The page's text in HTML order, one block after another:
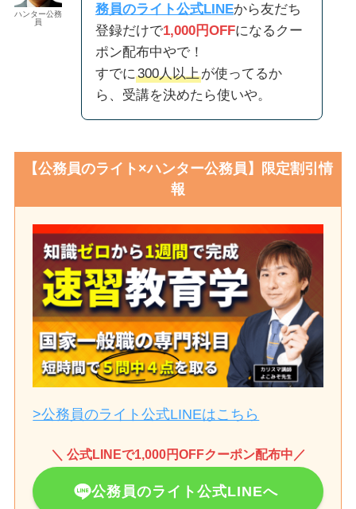
ハンター公務
員
務員のライト公式LINEから友だち
登録だけで1,000円OFFになるクー
ポン配布中やで！
すでに 300人以上が使ってるか
ら、受講を決めたら使いや。
【公務員のライト×ハンター公務員】限定割引情
報
>公務員のライト公式LINEはこちら
＼ 公式LINEで1,000円OFFクーポン配布中／
公務員のライト公式LINEへ